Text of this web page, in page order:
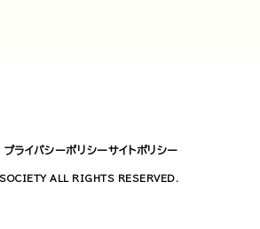
プライバシーポリシーサイトポリシー
ALL RIGHTS RESERVED.